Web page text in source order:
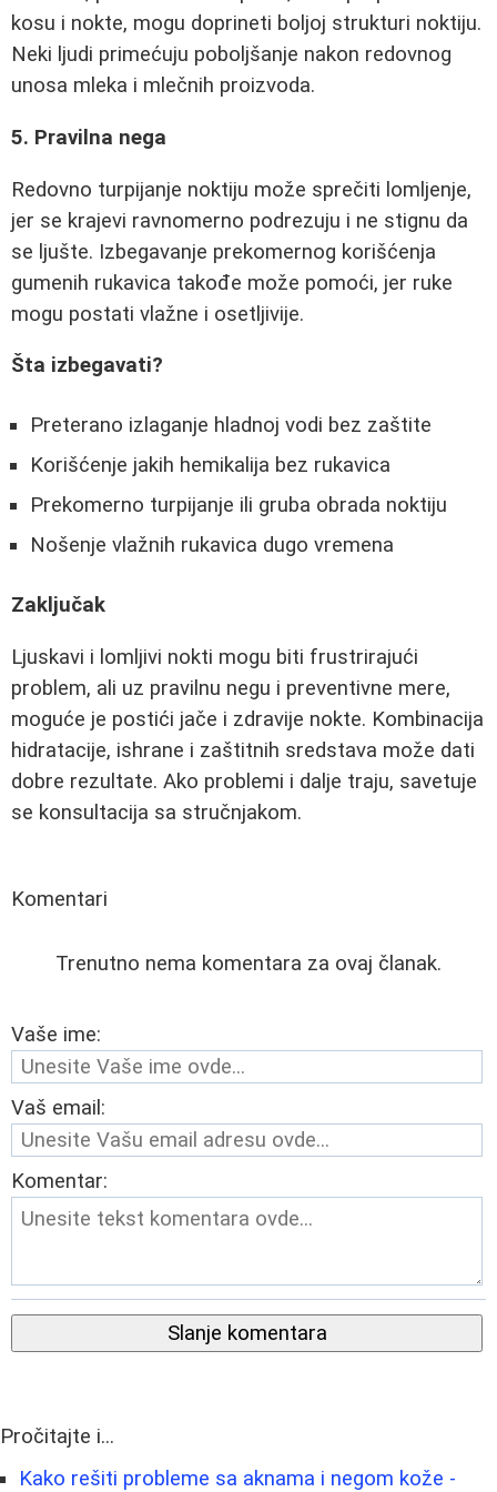
kosu i nokte, mogu doprineti boljoj strukturi noktiju.
Neki ljudi primećuju poboljšanje nakon redovnog
unosa mleka i mlečnih proizvoda.
5. Pravilna nega
Redovno turpijanje noktiju može sprečiti lomljenje,
jer se krajevi ravnomerno podrezuju i ne stignu da
se ljušte. Izbegavanje prekomernog korišćenja
gumenih rukavica takođe može pomoći, jer ruke
mogu postati vlažne i osetljivije.
Šta izbegavati?
Preterano izlaganje hladnoj vodi bez zaštite
Korišćenje jakih hemikalija bez rukavica
Prekomerno turpijanje ili gruba obrada noktiju
Nošenje vlažnih rukavica dugo vremena
Zaključak
Ljuskavi i lomljivi nokti mogu biti frustrirajući
problem, ali uz pravilnu negu i preventivne mere,
moguće je postići jače i zdravije nokte. Kombinacija
hidratacije, ishrane i zaštitnih sredstava može dati
dobre rezultate. Ako problemi i dalje traju, savetuje
se konsultacija sa stručnjakom.
Komentari
Trenutno nema komentara za ovaj članak.
Vaše ime:
Vaš email:
Komentar:
Slanje komentara
Pročitajte i...
Kako rešiti probleme sa aknama i negom kože -